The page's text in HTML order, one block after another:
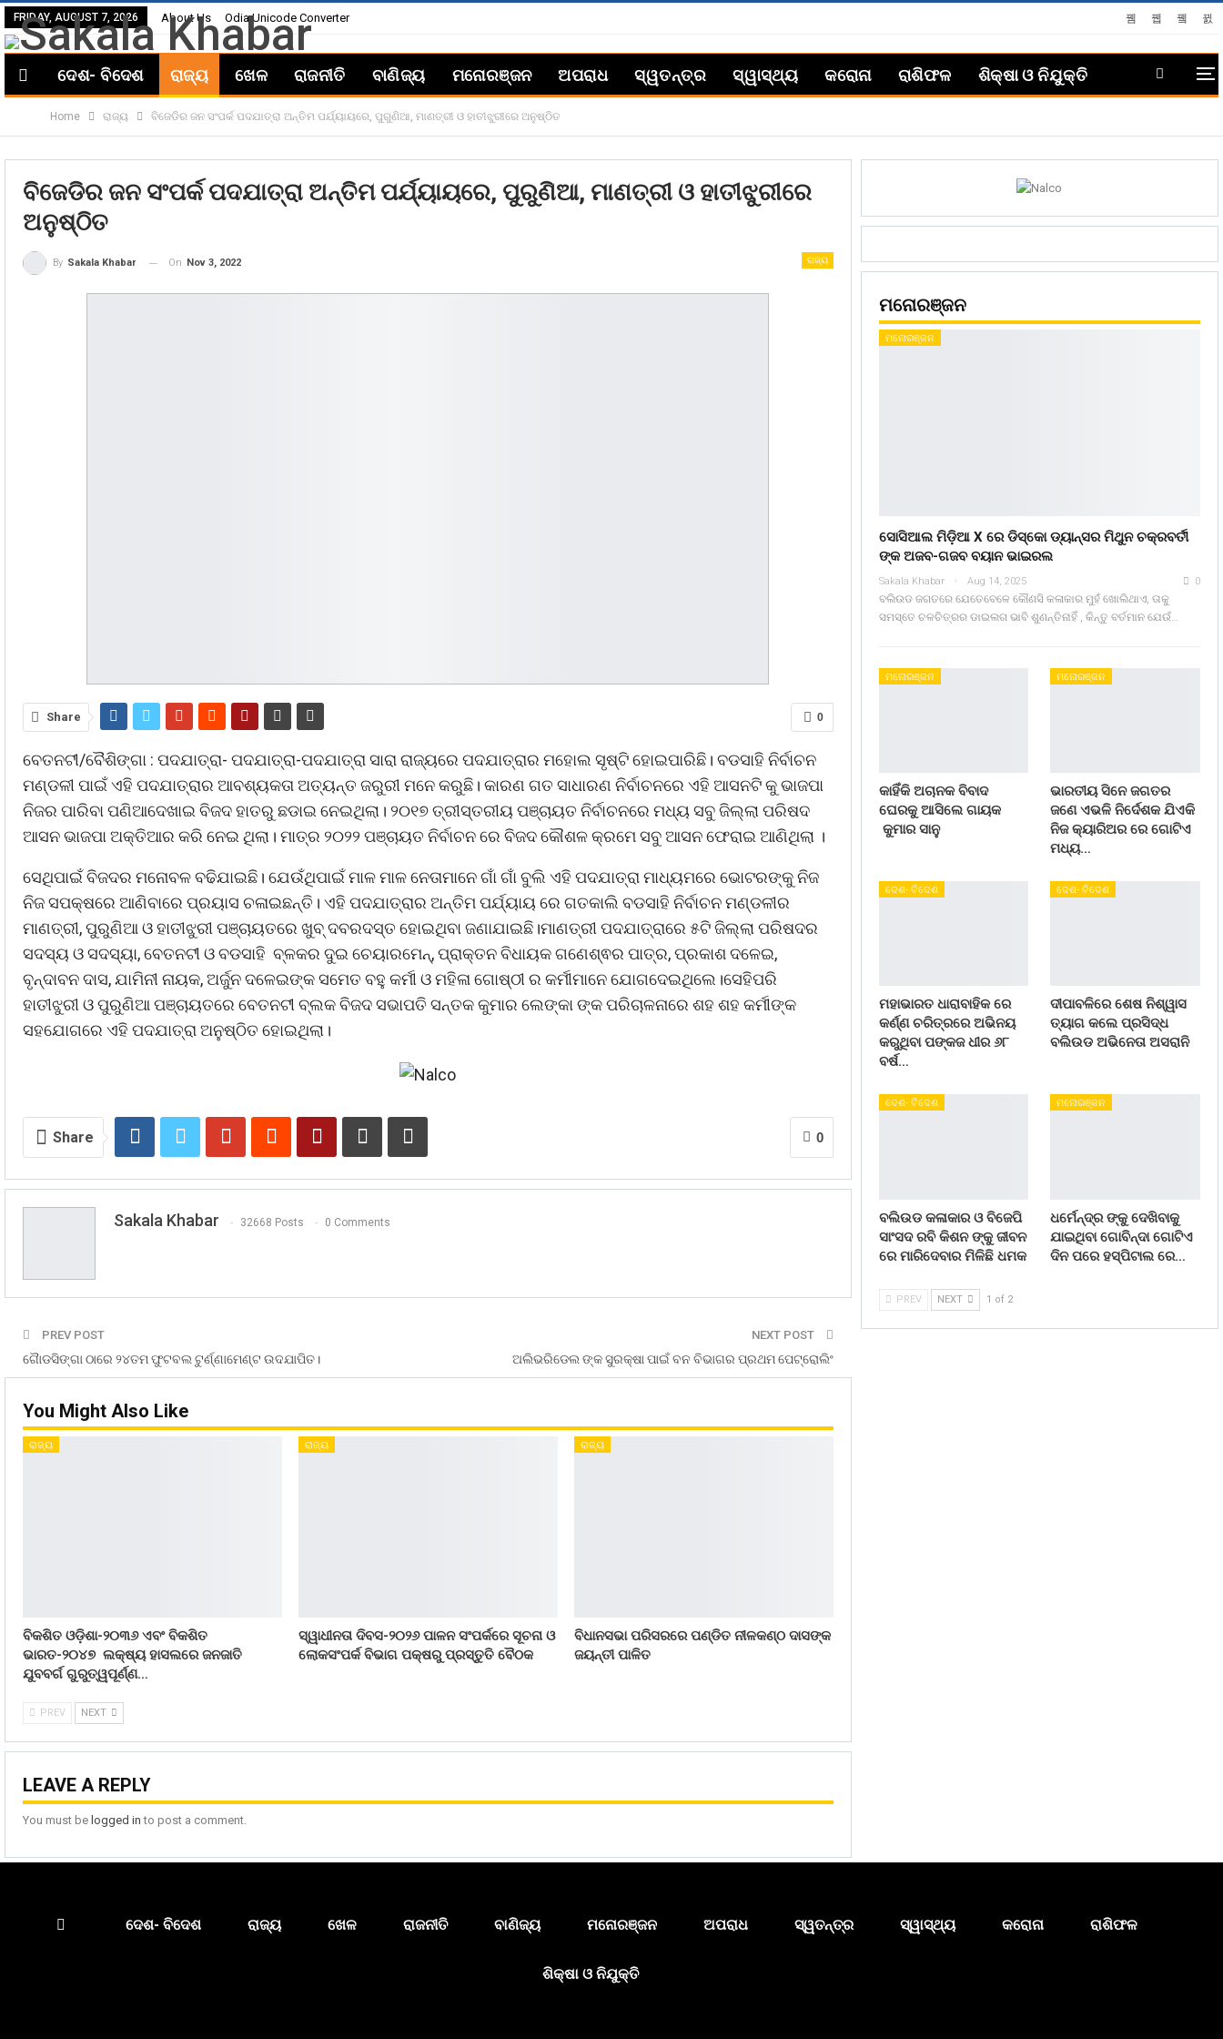
FRIDAY, AUGUST 7, 2026 About Us Odia Unicode Converter
ଦେଶ- ବିଦେଶ ରାଜ୍ୟ ଖେଳ ରାଜନୀତି ବାଣିଜ୍ୟ ମନୋରଞ୍ଜନ ଅପରାଧ ସ୍ୱତନ୍ତ୍ର ସ୍ୱାସ୍ଥ୍ୟ କରୋନା ରାଶିଫଳ ଶିକ୍ଷା ଓ ନିଯୁକ୍ତି
Home ରାଜ୍ୟ ବିଜେଡିର ଜନ ସଂପର୍କ ପଦଯାତ୍ରା ଅନ୍ତିମ ପର୍ଯ୍ୟାୟରେ, ପୁରୁଣିଆ, ମାଣତ୍ରୀ ଓ ହାତୀଝୁରୀରେ ଅନୁଷ୍ଠିତ
ବିଜେଡିର ଜନ ସଂପର୍କ ପଦଯାତ୍ରା ଅନ୍ତିମ ପର୍ଯ୍ୟାୟରେ, ପୁରୁଣିଆ, ମାଣତ୍ରୀ ଓ ହାତୀଝୁରୀରେ
ଅନୁଷ୍ଠିତ
ରାଜ୍ୟ
By Sakala Khabar On Nov 3, 2022
0
Share
ବେତନଟୀ/ବୈଶିଙ୍ଗା : ପଦଯାତ୍ରା- ପଦଯାତ୍ରା-ପଦଯାତ୍ରା ସାରା ରାଜ୍ୟରେ ପଦଯାତ୍ରାର ମହୋଲ ସୃଷ୍ଟି ହୋଇପାରିଛି। ବଡସାହି ନିର୍ବାଚନ
ମଣ୍ଡଳୀ ପାଇଁ ଏହି ପଦଯାତ୍ରାର ଆବଶ୍ୟକତା ଅତ୍ୟନ୍ତ ଜରୁରୀ ମନେ କରୁଛି। କାରଣ ଗତ ସାଧାରଣ ନିର୍ବାଚନରେ ଏହି ଆସନଟି କୁ ଭାଜପା
ନିଜର ପାରିବା ପଣିଆଦେଖାଇ ବିଜଦ ହାତରୁ ଛଡାଇ ନେଇଥିଲା। ୨୦୧୭ ତ୍ରୀସ୍ତରୀୟ ପଞ୍ଚାୟତ ନିର୍ବାଚନରେ ମଧ୍ୟ ସବୁ ଜିଲ୍ଲା ପରିଷଦ
ଆସନ ଭାଜପା ଅକ୍ତିଆର କରି ନେଇ ଥିଲା। ମାତ୍ର ୨୦୨୨ ପଞ୍ଚାୟତ ନିର୍ବାଚନ ରେ ବିଜଦ କୌଶଳ କ୍ରମେ ସବୁ ଆସନ ଫେରାଇ ଆଣିଥିଲା ।
ସେଥିପାଇଁ ବିଜଦର ମନୋବଳ ବଢିଯାଇଛି। ଯେଉଁଥିପାଇଁ ମାଳ ମାଳ ନେତାମାନେ ଗାଁ ଗାଁ ବୁଲି ଏହି ପଦଯାତ୍ରା ମାଧ୍ୟମରେ ଭୋଟରଙ୍କୁ ନିଜ
ନିଜ ସପକ୍ଷରେ ଆଣିବାରେ ପ୍ରୟାସ ଚଳାଇଛନ୍ତି। ଏହି ପଦଯାତ୍ରାର ଅନ୍ତିମ ପର୍ଯ୍ୟାୟ ରେ ଗତକାଲି ବଡସାହି ନିର୍ବାଚନ ମଣ୍ଡଳୀର
ମାଣତ୍ରୀ, ପୁରୁଣିଆ ଓ ହାତୀଝୁରୀ ପଞ୍ଚାୟତରେ ଖୁବ୍ ଦବରଦସ୍ତ ହୋଇଥିବା ଜଣାଯାଇଛି।ମାଣତ୍ରୀ ପଦଯାତ୍ରାରେ ୫ଟି ଜିଲ୍ଲା ପରିଷଦର
ସଦସ୍ୟ ଓ ସଦସ୍ୟା, ବେତନଟୀ ଓ ବଡସାହି ବ୍ଳକର ଦୁଇ ଚେୟାରମେନ୍‌, ପ୍ରାକ୍ତନ ବିଧାୟକ ଗଣେଶ୍ଵର ପାତ୍ର, ପ୍ରକାଶ ଦଳେଇ,
ବୃନ୍ଦାବନ ଦାସ, ଯାମିନୀ ନାୟକ, ଅର୍ଜୁନ ଦଳେଇଙ୍କ ସମେତ ବହୁ କର୍ମୀ ଓ ମହିଳା ଗୋଷ୍ଠୀ ର କର୍ମୀମାନେ ଯୋଗଦେଇଥିଲେ।ସେହିପରି
ହାତୀଝୁରୀ ଓ ପୁରୁଣିଆ ପଞ୍ଚାୟତରେ ବେତନଟୀ ବ୍ଲକ ବିଜଦ ସଭାପତି ସନ୍ତକ କୁମାର ଲେଙ୍କା ଙ୍କ ପରିଚାଳନାରେ ଶହ ଶହ କର୍ମୀଙ୍କ
ସହଯୋଗରେ ଏହି ପଦଯାତ୍ରା ଅନୁଷ୍ଠିତ ହୋଇଥିଲା।
0
Share
Sakala Khabar 32668 Posts 0 Comments
PREV POST
ଗୈାଡସିଙ୍ଗା ଠାରେ ୨୪ତମ ଫୁଟବଲ ଟୁର୍ଣ୍ଣାମେଣ୍ଟ ଉଦଯାପିତ।
NEXT POST
ଅଲିଭରିଡେଲ ଙ୍କ ସୁରକ୍ଷା ପାଇଁ ବନ ବିଭାଗର ପ୍ରଥମ ପେଟ୍ରୋଲିଂ
You Might Also Like
ରାଜ୍ୟ
ବିକଶିତ ଓଡ଼ିଶା-୨୦୩୬ ଏବଂ ବିକଶିତ
ଭାରତ-୨୦୪୭ ଲକ୍ଷ୍ୟ ହାସଲରେ ଜନଜାତି
ଯୁବବର୍ଗ ଗୁରୁତ୍ୱପୂର୍ଣ୍ଣ…
ରାଜ୍ୟ
ସ୍ୱାଧୀନତା ଦିବସ-୨୦୨୬ ପାଳନ ସଂପର୍କରେ ସୂଚନା ଓ
ଲୋକସଂପର୍କ ବିଭାଗ ପକ୍ଷରୁ ପ୍ରସ୍ତୁତି ବୈଠକ
ରାଜ୍ୟ
ବିଧାନସଭା ପରିସରରେ ପଣ୍ଡିତ ନୀଳକଣ୍ଠ ଦାସଙ୍କ
ଜୟନ୍ତୀ ପାଳିତ
PREV NEXT
LEAVE A REPLY
You must be logged in to post a comment.
ମନୋରଞ୍ଜନ
ମନୋରଞ୍ଜନ
ସୋସିଆଲ ମିଡ଼ିଆ X ରେ ଡିସ୍କୋ ଡ୍ୟାନ୍ସର ମିଥୁନ ଚକ୍ରବର୍ତୀ
ଙ୍କ ଅଜବ-ଗଜବ ବୟାନ ଭାଇରଲ
Sakala Khabar Aug 14, 2025 0
ବଲିଉଡ ଜଗତରେ ଯେତେବେଳେ କୌଣସି କଳାକାର ମୁହଁ ଖୋଲିଥାଏ, ତାକୁ
ସମସ୍ତେ ଚଳଚିତ୍ରର ଡାଇଲଗ ଭାବି ଶୁଣନ୍ତିନାହିଁ , କିନ୍ତୁ ବର୍ତମାନ ଯେଉଁ…
ମନୋରଞ୍ଜନ
କାହିଁକି ଅଚାନକ ବିବାଦ
ଘେରକୁ ଆସିଲେ ଗାୟକ
କୁମାର ସାନୁ
ମନୋରଞ୍ଜନ
ଭାରତୀୟ ସିନେ ଜଗତର
ଜଣେ ଏଭଳି ନିର୍ଦେଶକ ଯିଏକି
ନିଜ କ୍ୟାରିଅର ରେ ଗୋଟିଏ
ମଧ୍ୟ…
ଦେଶ- ବିଦେଶ
ମହାଭାରତ ଧାରାବାହିକ ରେ
କର୍ଣ୍ଣ ଚରିତ୍ରରେ ଅଭିନୟ
କରୁଥିବା ପଙ୍କଜ ଧୀର ୬୮
ବର୍ଷ…
ଦେଶ- ବିଦେଶ
ଦୀପାବଳିରେ ଶେଷ ନିଶ୍ୱାସ
ତ୍ୟାଗ କଲେ ପ୍ରସିଦ୍ଧ
ବଲିଉଡ ଅଭିନେତା ଅସରାନି
ଦେଶ- ବିଦେଶ
ବଲିଉଡ କଳାକାର ଓ ବିଜେପି
ସାଂସଦ ରବି କିଶନ ଙ୍କୁ ଜୀବନ
ରେ ମାରିଦେବାର ମିଳିଛି ଧମକ
ମନୋରଞ୍ଜନ
ଧର୍ମେନ୍ଦ୍ର ଙ୍କୁ ଦେଖିବାକୁ
ଯାଇଥିବା ଗୋବିନ୍ଦା ଗୋଟିଏ
ଦିନ ପରେ ହସ୍ପିଟାଲ ରେ…
PREV NEXT 1 of 2
ଦେଶ- ବିଦେଶ ରାଜ୍ୟ ଖେଳ ରାଜନୀତି ବାଣିଜ୍ୟ ମନୋରଞ୍ଜନ ଅପରାଧ ସ୍ୱତନ୍ତ୍ର ସ୍ୱାସ୍ଥ୍ୟ କରୋନା ରାଶିଫଳ
ଶିକ୍ଷା ଓ ନିଯୁକ୍ତି